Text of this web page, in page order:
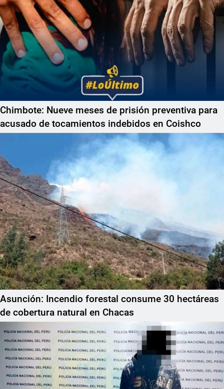
Chimbote: Nueve meses de prisión preventiva para
acusado de tocamientos indebidos en Coishco
Asunción: Incendio forestal consume 30 hectáreas
de cobertura natural en Chacas